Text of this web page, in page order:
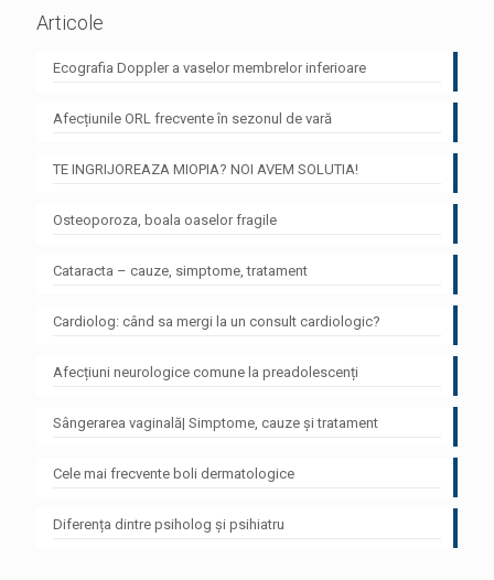
Articole
Ecografia Doppler a vaselor membrelor inferioare
Afecțiunile ORL frecvente în sezonul de vară
TE INGRIJOREAZA MIOPIA? NOI AVEM SOLUTIA!
Osteoporoza, boala oaselor fragile
Cataracta – cauze, simptome, tratament
Cardiolog: când sa mergi la un consult cardiologic?
Afecțiuni neurologice comune la preadolescenți
Sângerarea vaginală| Simptome, cauze și tratament
Cele mai frecvente boli dermatologice
Diferența dintre psiholog și psihiatru